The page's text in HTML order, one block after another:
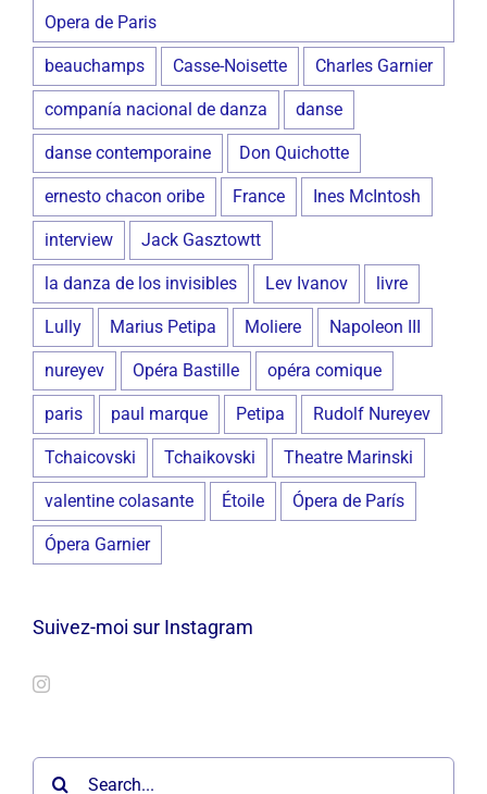
Opera de Paris
beauchamps Casse-Noisette Charles Garnier
companía nacional de danza danse
danse contemporaine Don Quichotte
ernesto chacon oribe France Ines McIntosh
interview Jack Gasztowtt
la danza de los invisibles Lev Ivanov livre
Lully Marius Petipa Moliere Napoleon III
nureyev Opéra Bastille opéra comique
paris paul marque Petipa Rudolf Nureyev
Tchaicovski Tchaikovski Theatre Marinski
valentine colasante Étoile Ópera de París
Ópera Garnier
Suivez-moi sur Instagram
Search